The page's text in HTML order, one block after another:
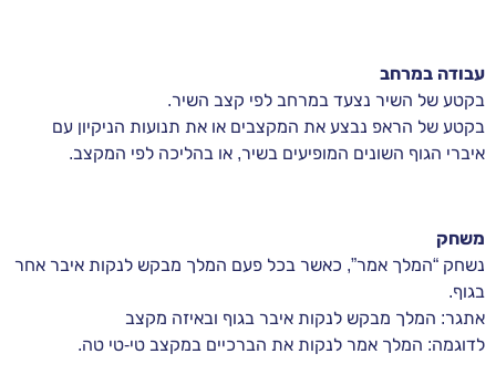
עבודה במרחב
בקטע של השיר נצעד במרחב לפי קצב השיר.
בקטע של הראפ נבצע את המקצבים או את תנועות הניקיון עם
איברי הגוף השונים המופיעים בשיר, או בהליכה לפי המקצב.
משחק
נשחק “המלך אמר”, כאשר בכל פעם המלך מבקש לנקות איבר אחר
בגוף.
אתגר: המלך מבקש לנקות איבר בגוף ובאיזה מקצב
לדוגמה: המלך אמר לנקות את הברכיים במקצב טי-טי טה.